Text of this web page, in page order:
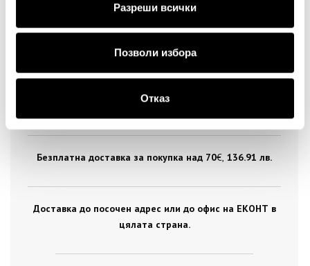
Разреши всички
Позволи избора
Отказ
ДОСТАВКА
цялата страна.
Безплатна доставка за покупка над 70€ , 136.91 лв.
Доставка до посочен адрес или до офис на ЕКОНТ в
цялата страна.